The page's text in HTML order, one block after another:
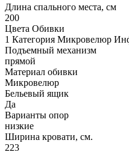
Длина спального места, см
200
Цвета Обивки
1 Категория Микровелюр
Подъемный механизм
прямой
Материал обивки
Микровелюр
Бельевый ящик
Да
Варианты опор
низкие
Ширина кровати, см.
223